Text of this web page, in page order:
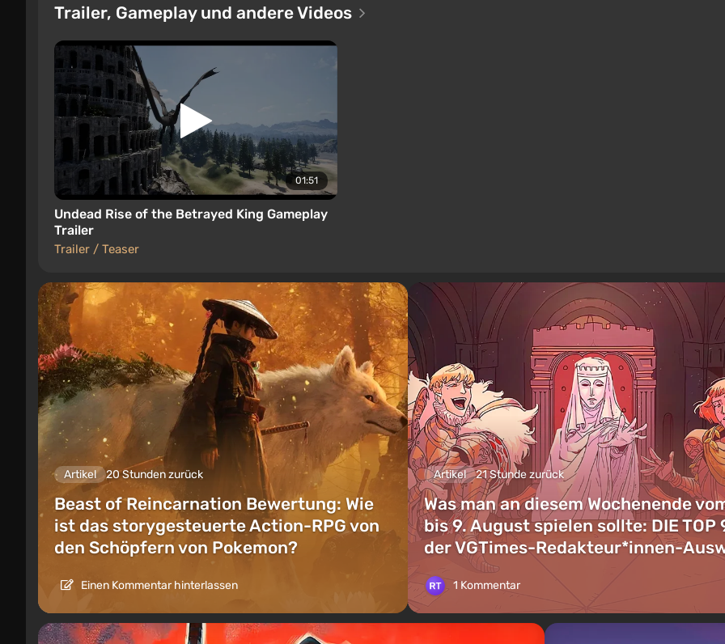
Trailer, Gameplay und andere Videos
01:51
Undead Rise of the Betrayed King Gameplay
Trailer
Trailer / Teaser
Artikel 20 Stunden zurück
Beast of Reincarnation Bewertung: Wie
ist das storygesteuerte Action-RPG von
den Schöpfern von Pokemon?
Einen Kommentar hinterlassen
Artikel 21 Stunde zurück
Was man an diesem Wochenende
bis 9. August spielen sollte: DIE TOP
der VGTimes-Redakteur*innen-
1 Kommentar